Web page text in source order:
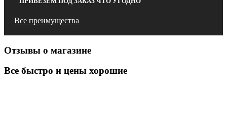
Все преимущества
Отзывы о магазине
Все быстро и цены хорошие